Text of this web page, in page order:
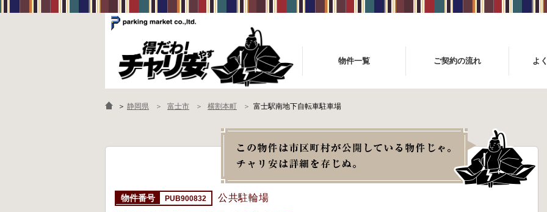
物件一覧 ご契約の流れ よ
＞ 静岡県 富士市 横割本町 富士駅南地下自転車駐車場
PUB900832 公共駐輪場